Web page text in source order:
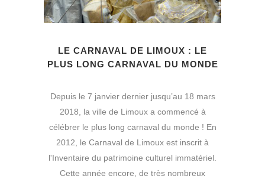
LE CARNAVAL DE LIMOUX : LE
PLUS LONG CARNAVAL DU MONDE
Depuis le 7 janvier dernier jusqu’au 18 mars
2018, la ville de Limoux a commencé à
célébrer le plus long carnaval du monde ! En
2012, le Carnaval de Limoux est inscrit à
l'Inventaire du patrimoine culturel immatériel.
Cette année encore, de très nombreux